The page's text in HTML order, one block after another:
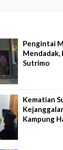
Pengintai
Mendadak,
Sutrimo
Kematian
Kampung